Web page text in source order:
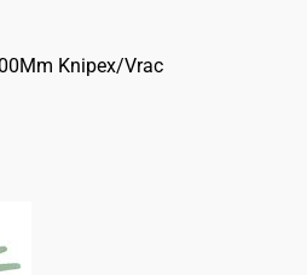
Knipex/Vrac